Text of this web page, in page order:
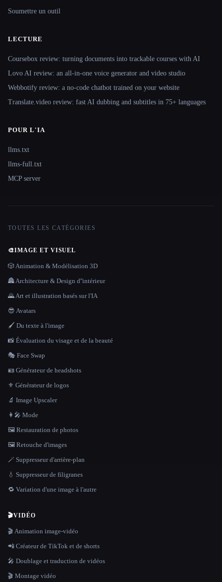
Soumettre un outil
LECTURE
Coursebox review: turning documents into trackable courses with AI
Lovo AI review: an all-in-one voice generator and video studio
Webbotify review: a no-code chatbot trained on your website
Translate.video review: fast AI dubbing and subtitles in 75+ languages
POUR L'IA
llms.txt
llms-full.txt
MCP server
TOUTES LES CATÉGORIES
🎨IMAGE ET VISUEL
🎲 Animation & Modélisation 3D
🏯 Architecture & Design d''intérieur
🌄 Art et illustration basés sur l'IA
😎 Avatars
🖌️ Du texte à l'image
📸 Évaluation du visage et de la beauté
🎭 Face Swap
🪪 Générateur de headshots
⚜️ Générateur de logos
🔬 Image Upscaler
👩‍🎤 Mode
🖼️ Restauration de photos
🖼️ Retouche d'images
🪄 Suppresseur d'arrière-plan
💧 Suppresseur de filigranes
🔁 Variation d'une image à l'autre
🎬VIDÉO
🎬 Animation image-vidéo
📲 Créateur de TikTok et de shorts
🎤 Doublage et traduction de vidéos
🎬 Montage vidéo